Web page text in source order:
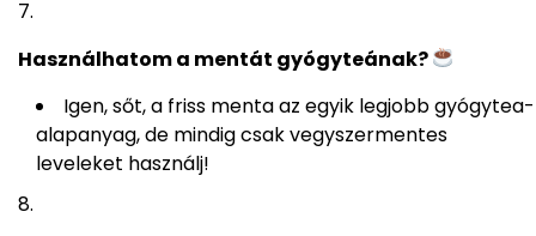
Használhatom a mentát gyógyteának?
Igen, sőt, a friss menta az egyik legjobb gyógytea-
alapanyag, de mindig csak vegyszermentes
leveleket használj!